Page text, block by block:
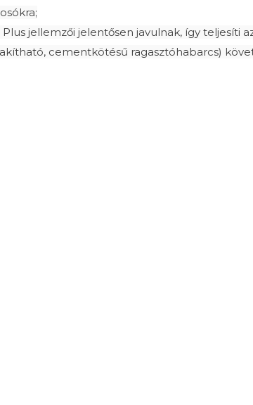
jellemzői jelentősen javulnak, így teljesíti
cementkötésű ragasztóhabarcs)